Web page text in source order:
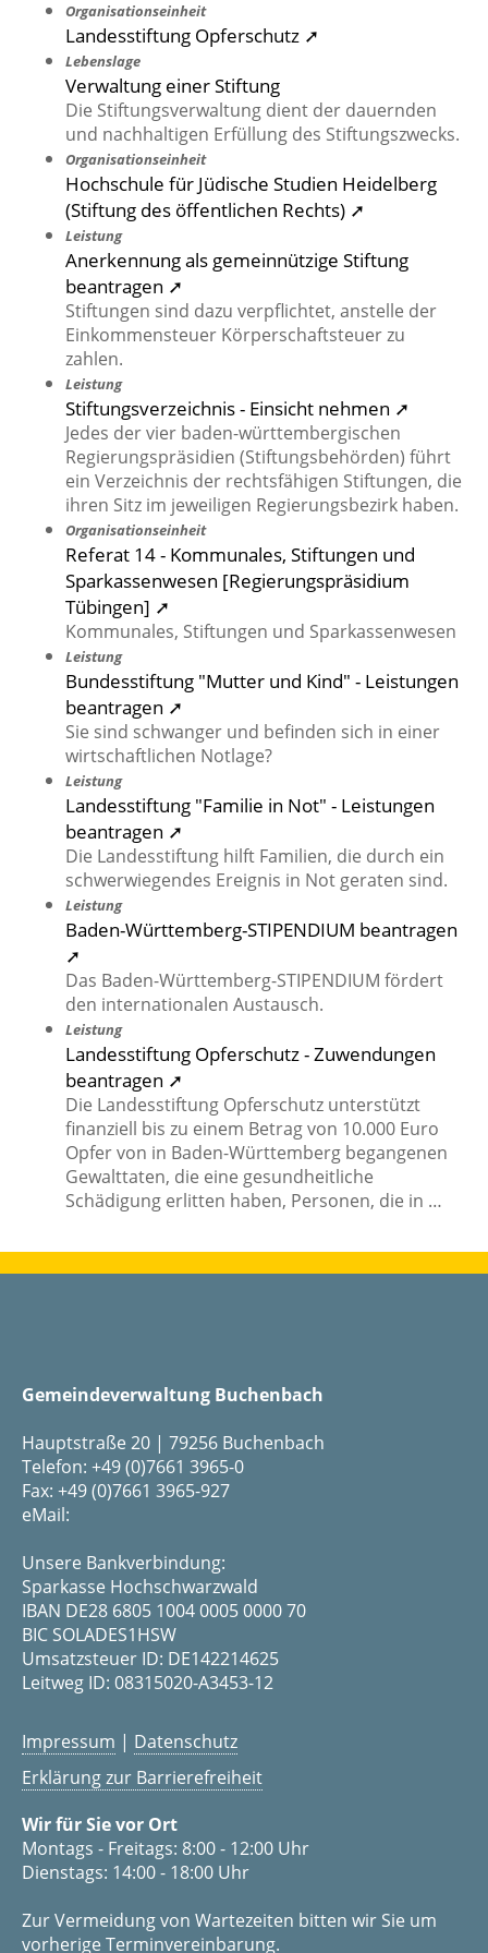
Organisationseinheit
Landesstiftung Opferschutz ➚
Lebenslage
Verwaltung einer Stiftung
Die Stiftungsverwaltung dient der dauernden
und nachhaltigen Erfüllung des Stiftungszwecks.
Organisationseinheit
Hochschule für Jüdische Studien Heidelberg
(Stiftung des öffentlichen Rechts) ➚
Leistung
Anerkennung als gemeinnützige Stiftung
beantragen ➚
Stiftungen sind dazu verpflichtet, anstelle der
Einkommensteuer Körperschaftsteuer zu
zahlen.
Leistung
Stiftungsverzeichnis - Einsicht nehmen ➚
Jedes der vier baden-württembergischen
Regierungspräsidien (Stiftungsbehörden) führt
ein Verzeichnis der rechtsfähigen Stiftungen, die
ihren Sitz im jeweiligen Regierungsbezirk haben.
Organisationseinheit
Referat 14 - Kommunales, Stiftungen und
Sparkassenwesen [Regierungspräsidium
Tübingen] ➚
Kommunales, Stiftungen und Sparkassenwesen
Leistung
Bundesstiftung "Mutter und Kind" - Leistungen
beantragen ➚
Sie sind schwanger und befinden sich in einer
wirtschaftlichen Notlage?
Leistung
Landesstiftung "Familie in Not" - Leistungen
beantragen ➚
Die Landesstiftung hilft Familien, die durch ein
schwerwiegendes Ereignis in Not geraten sind.
Leistung
Baden-Württemberg-STIPENDIUM beantragen
➚
Das Baden-Württemberg-STIPENDIUM fördert
den internationalen Austausch.
Leistung
Landesstiftung Opferschutz - Zuwendungen
beantragen ➚
Die Landesstiftung Opferschutz unterstützt
finanziell bis zu einem Betrag von 10.000 Euro
Opfer von in Baden-Württemberg begangenen
Gewalttaten, die eine gesundheitliche
Schädigung erlitten haben, Personen, die in …
Gemeindeverwaltung Buchenbach
Hauptstraße 20 | 79256 Buchenbach
Telefon: +49 (0)7661 3965-0
Fax: +49 (0)7661 3965-927
eMail:
Unsere Bankverbindung:
Sparkasse Hochschwarzwald
IBAN DE28 6805 1004 0005 0000 70
BIC SOLADES1HSW
Umsatzsteuer ID: DE142214625
Leitweg ID: 08315020-A3453-12
Impressum | Datenschutz
Erklärung zur Barrierefreiheit
Wir für Sie vor Ort
Montags - Freitags: 8:00 - 12:00 Uhr
Dienstags: 14:00 - 18:00 Uhr
Zur Vermeidung von Wartezeiten bitten wir Sie um
vorherige Terminvereinbarung.